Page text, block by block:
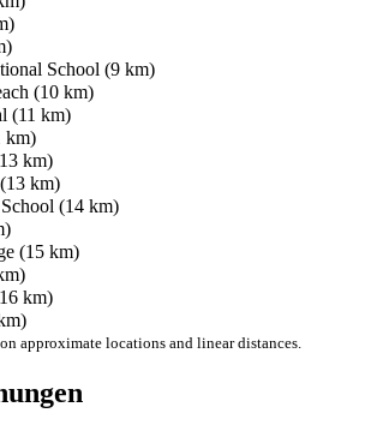
School (9 km)
(10 km)
(11 km)
km)
km)
km)
(14 km)
(15 km)
km)
approximate locations and linear distances.